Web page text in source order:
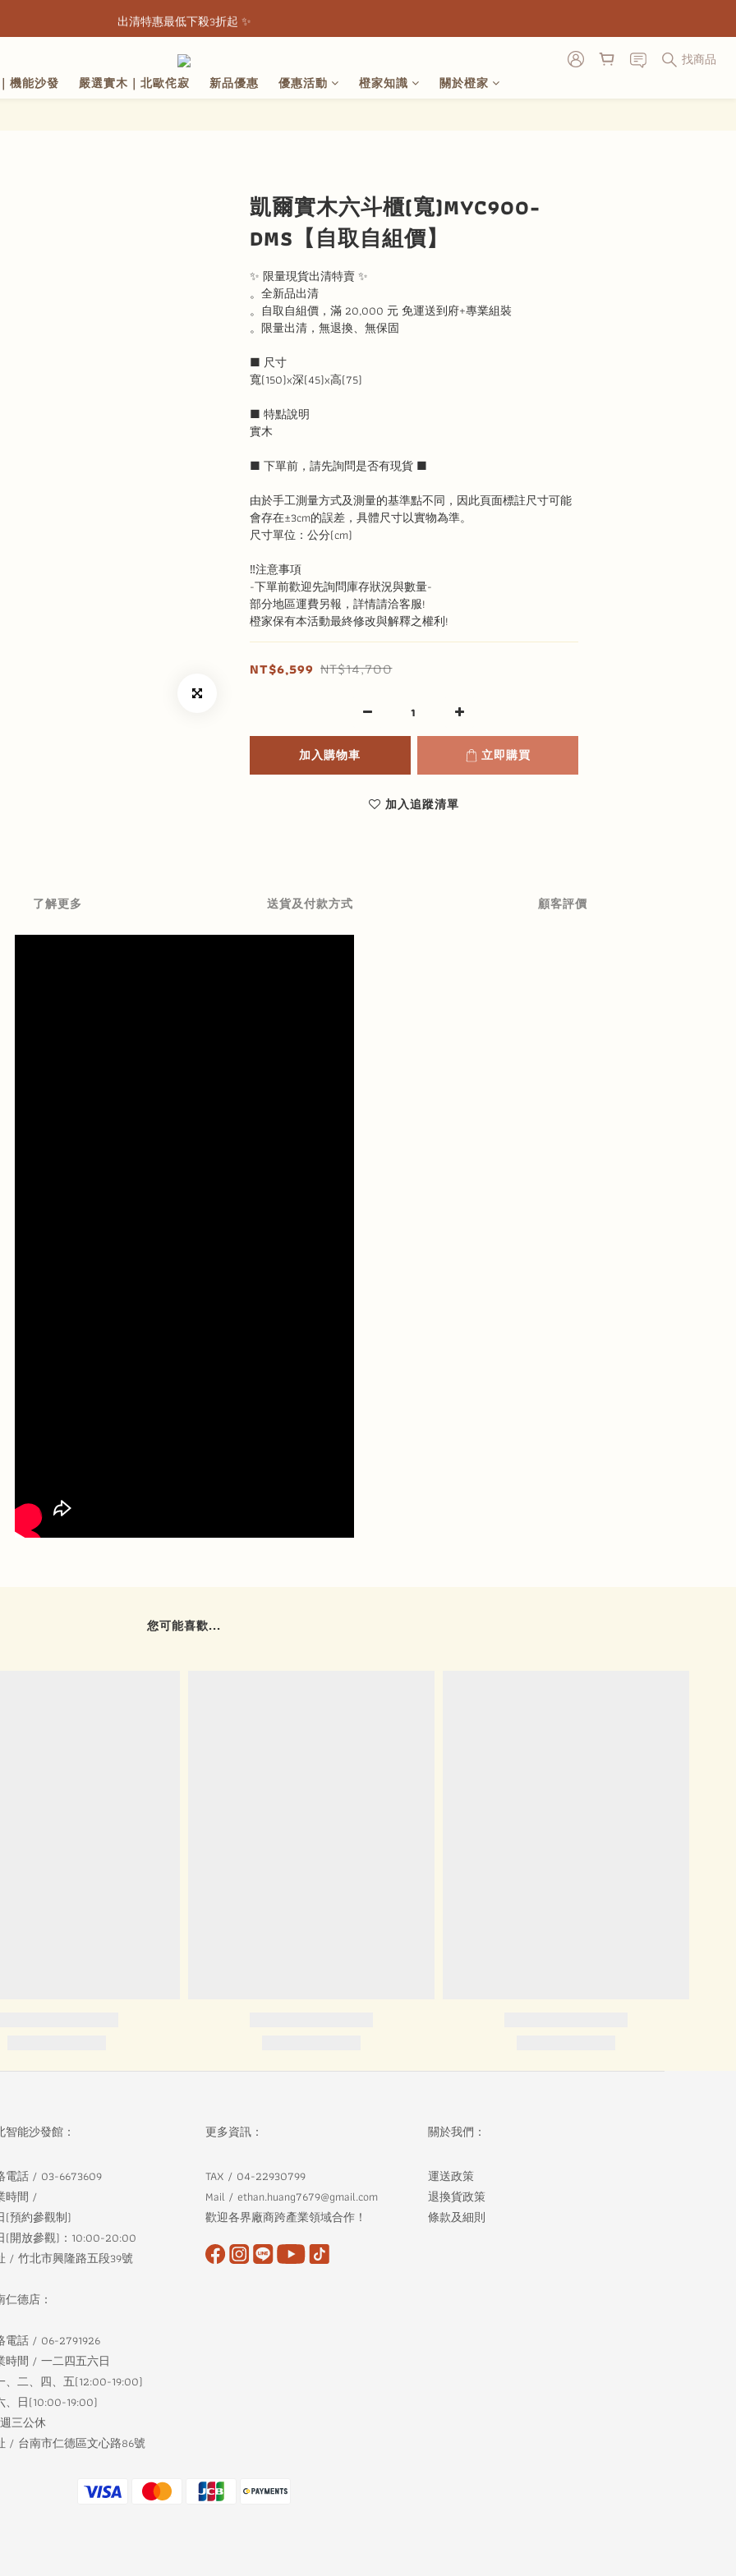
💖機能電動沙發 x 早鳥優惠一次看👇🏻
出清特惠最低下殺3折起 ✨
💖機能電動沙發 x 早鳥優惠一次看👇🏻
找商品
機能沙發
嚴選實木｜北歐侘寂 新品優惠 優惠活動 橙家知識 關於橙家
凱爾實木六斗櫃(寬)MYC900-
DMS【自取自組價】
✨ 限量現貨出清特賣 ✨
。全新品出清
。自取自組價，滿 20,000 元 免運送到府+專業組裝
。限量出清，無退換、無保固
■ 尺寸
寬(150)x深(45)x高(75)
■ 特點說明
實木
■ 下單前，請先詢問是否有現貨 ■
由於手工測量方式及測量的基準點不同，因此頁面標註尺寸可能
會存在±3cm的誤差，具體尺寸以實物為準。
尺寸單位：公分(cm)
‼️注意事項
-下單前歡迎先詢問庫存狀況與數量-
部分地區運費另報，詳情請洽客服!
橙家保有本活動最終修改與解釋之權利!
NT$6,599 NT$14,700
加入購物車 立即購買
加入追蹤清單
了解更多 送貨及付款方式 顧客評價
您可能喜歡...
智能沙發館：
電話 / 03-6673609
時間 /
(預約參觀制)
(開放參觀)：10:00-20:00
/ 竹北市興隆路五段39號
仁德店：
電話 / 06-2791926
時間 / 一二四五六日
、二、四、五(12:00-19:00)
、日(10:00-19:00)
三公休
/ 台南市仁德區文心路86號
更多資訊：
TAX / 04-22930799
Mail / ethan.huang7679@gmail.com
歡迎各界廠商跨產業領域合作！
關於我們：
運送政策
退換貨政策
條款及細則